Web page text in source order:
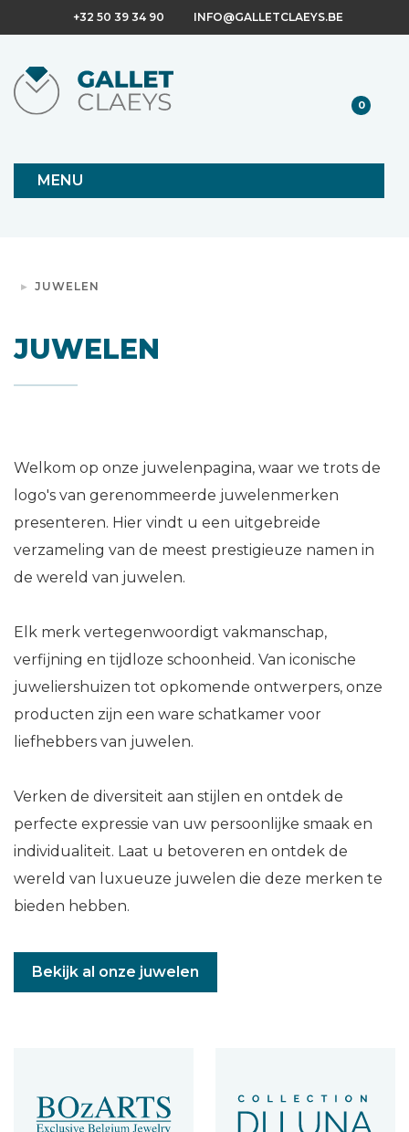
+32 50 39 34 90 INFO@GALLETCLAEYS.BE
0
MENU
JUWELEN
JUWELEN
Welkom op onze juwelenpagina, waar we trots de
logo's van gerenommeerde juwelenmerken
presenteren. Hier vindt u een uitgebreide
verzameling van de meest prestigieuze namen in
de wereld van juwelen.
Elk merk vertegenwoordigt vakmanschap,
verfijning en tijdloze schoonheid. Van iconische
juweliershuizen tot opkomende ontwerpers, onze
producten zijn een ware schatkamer voor
liefhebbers van juwelen.
Verken de diversiteit aan stijlen en ontdek de
perfecte expressie van uw persoonlijke smaak en
individualiteit. Laat u betoveren en ontdek de
wereld van luxueuze juwelen die deze merken te
bieden hebben.
Bekijk al onze juwelen